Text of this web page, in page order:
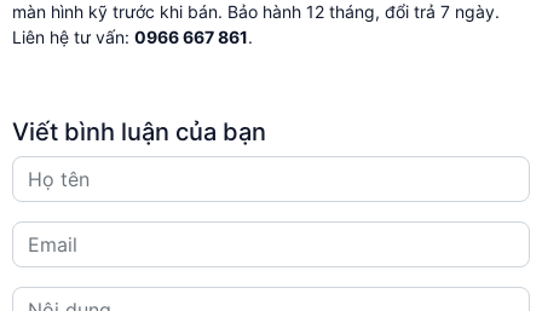
màn hình kỹ trước khi bán. Bảo hành 12 tháng, đổi trả 7 ngày.
Liên hệ tư vấn: 0966 667 861.
Viết bình luận của bạn